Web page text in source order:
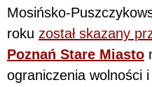
Mosińsko-
roku został skazany
Poznań Stare Miasto
ograniczenia wolności